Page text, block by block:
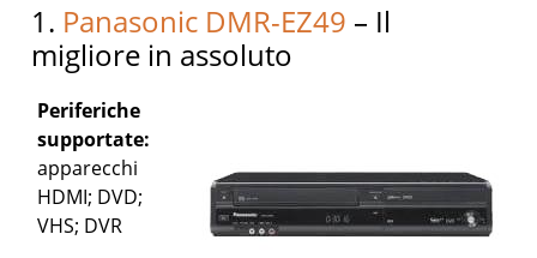
1. Panasonic DMR-EZ49 – Il
migliore in assoluto
Periferiche
supportate:
apparecchi
HDMI; DVD;
VHS; DVR